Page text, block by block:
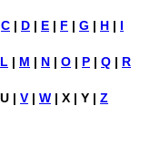
C | D | E | F | G | H | I
L | M | N | O | P | Q | R
| V | W | X | Y | Z